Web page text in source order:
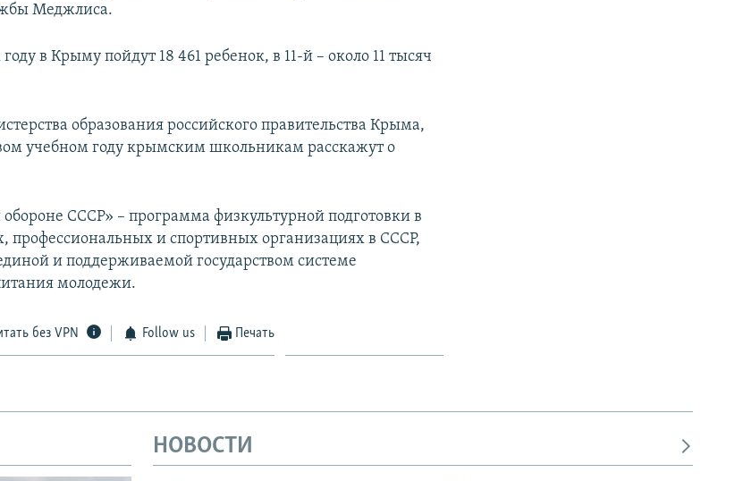
Меджлиса.
в Крыму пойдут 18 461 ребенок, в 11-й – около 11 тысяч
образования российского правительства Крыма,
учебном году крымским школьникам расскажут о
обороне СССР» – программа физкультурной подготовки в
профессиональных и спортивных организациях в СССР,
и поддерживаемой государством системе
молодежи.
без VPN Follow us Печать
НОВОСТИ